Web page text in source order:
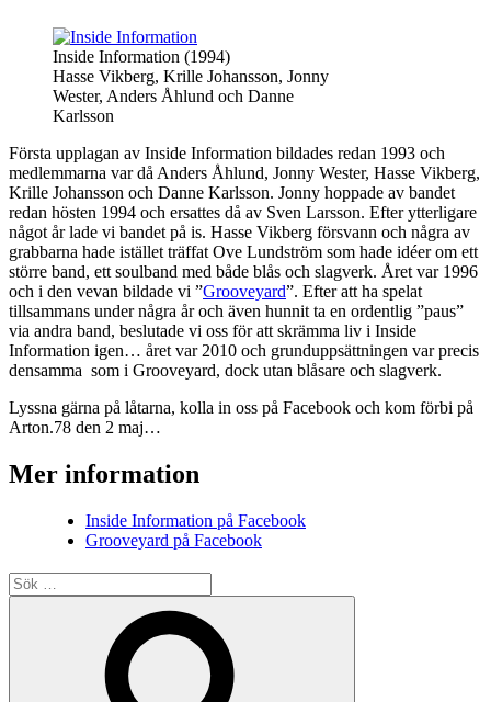
Inside Information (1994)
Hasse Vikberg, Krille Johansson, Jonny
Wester, Anders Åhlund och Danne
Karlsson
Första upplagan av Inside Information bildades redan 1993 och
medlemmarna var då Anders Åhlund, Jonny Wester, Hasse Vikberg,
Krille Johansson och Danne Karlsson. Jonny hoppade av bandet
redan hösten 1994 och ersattes då av Sven Larsson. Efter ytterligare
något år lade vi bandet på is. Hasse Vikberg försvann och några av
grabbarna hade istället träffat Ove Lundström som hade idéer om ett
större band, ett soulband med både blås och slagverk. Året var 1996
och i den vevan bildade vi ”Grooveyard”. Efter att ha spelat
tillsammans under några år och även hunnit ta en ordentlig ”paus”
via andra band, beslutade vi oss för att skrämma liv i Inside
Information igen… året var 2010 och grunduppsättningen var precis
densamma som i Grooveyard, dock utan blåsare och slagverk.
Lyssna gärna på låtarna, kolla in oss på Facebook och kom förbi på
Arton.78 den 2 maj…
Mer information
Inside Information på Facebook
Grooveyard på Facebook
Sök
efter: